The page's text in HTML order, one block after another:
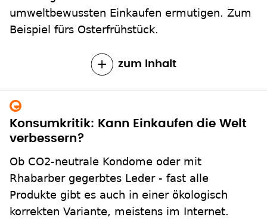
umweltbewussten Einkaufen ermutigen. Zum
Beispiel fürs Osterfrühstück.
zum Inhalt
Konsumkritik: Kann Einkaufen die Welt
verbessern?
Ob CO2-neutrale Kondome oder mit
Rhabarber gegerbtes Leder - fast alle
Produkte gibt es auch in einer ökologisch
korrekten Variante, meistens im Internet.